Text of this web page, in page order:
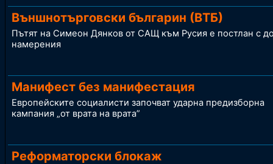
Външнотърговски българин (ВТБ)
Пътят на Симеон Дянков от САЩ към Русия е постлан с
намерения
Манифест без манифестация
Европейските социалисти започват ударна предизборна
кампания „от врата на врата”
Реформаторски блокаж